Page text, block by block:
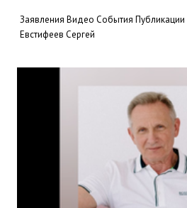
Заявления Видео События Публикации
Евстифеев Сергей